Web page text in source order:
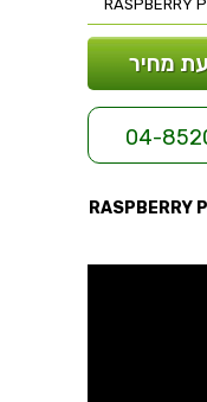
RASPBERRY
מחיר
04-